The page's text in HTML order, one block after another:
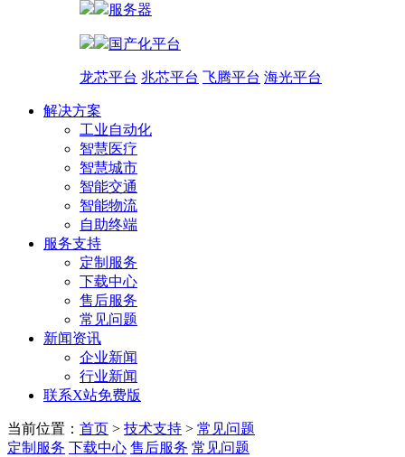
服务器
国产化平台
龙芯平台 兆芯平台 飞腾平台 海光平台
解决方案
工业自动化
智慧医疗
智慧城市
智能交通
智能物流
自助终端
服务支持
定制服务
下载中心
售后服务
常见问题
新闻资讯
企业新闻
行业新闻
联系X站免费版
当前位置： 首页 > 技术支持 > 常见问题
定制服务 下载中心 售后服务 常见问题